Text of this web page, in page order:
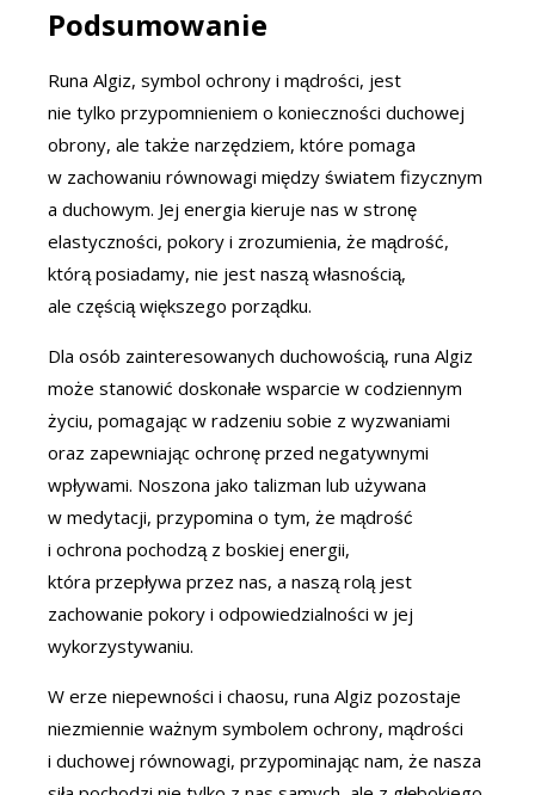
Podsumowanie
Runa Algiz, symbol ochrony i mądrości, jest
nie tylko przypomnieniem o konieczności duchowej
obrony, ale także narzędziem, które pomaga
w zachowaniu równowagi między światem fizycznym
a duchowym. Jej energia kieruje nas w stronę
elastyczności, pokory i zrozumienia, że mądrość,
którą posiadamy, nie jest naszą własnością,
ale częścią większego porządku.
Dla osób zainteresowanych duchowością, runa Algiz
może stanowić doskonałe wsparcie w codziennym
życiu, pomagając w radzeniu sobie z wyzwaniami
oraz zapewniając ochronę przed negatywnymi
wpływami. Noszona jako talizman lub używana
w medytacji, przypomina o tym, że mądrość
i ochrona pochodzą z boskiej energii,
która przepływa przez nas, a naszą rolą jest
zachowanie pokory i odpowiedzialności w jej
wykorzystywaniu.
W erze niepewności i chaosu, runa Algiz pozostaje
niezmiennie ważnym symbolem ochrony, mądrości
i duchowej równowagi, przypominając nam, że nasza